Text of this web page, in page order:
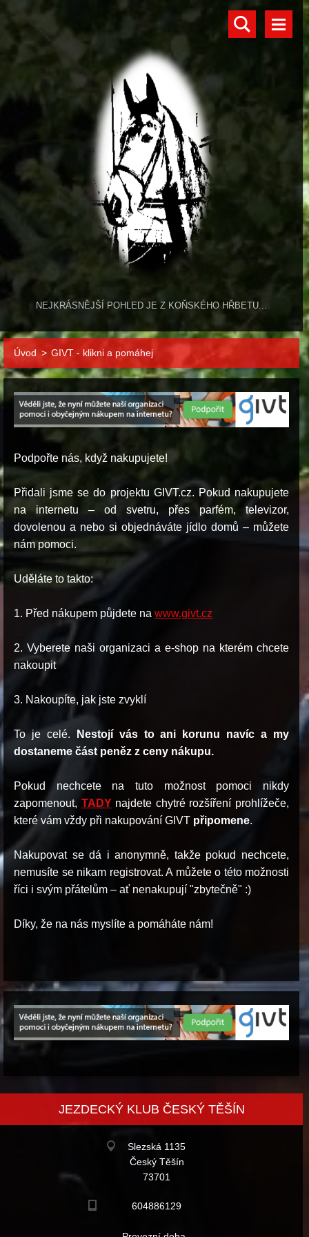
NEJKRÁSNĚJŠÍ POHLED JE Z KOŇSKÉHO HŘBETU...
Úvod > GIVT - klikni a pomáhej
Podpořte nás, když nakupujete!
Přidali jsme se do projektu GIVT.cz. Pokud nakupujete
na internetu – od svetru, přes parfém, televizor,
dovolenou a nebo si objednáváte jídlo domů – můžete
nám pomoci.
Uděláte to takto:
1. Před nákupem půjdete na www.givt.cz
2. Vyberete naši organizaci a e-shop na kterém chcete
nakoupit
3. Nakoupíte, jak jste zvyklí
To je celé.
Nestojí vás to ani korunu navíc a my
dostaneme část peněz z ceny nákupu.
Pokud nechcete na tuto možnost pomoci nikdy
zapomenout, TADYnajdete chytré rozšíření prohlížeče,
které vám vždy při nakupování GIVT připomene.
Nakupovat se dá i anonymně, takže pokud nechcete,
nemusíte se nikam registrovat. A můžete o této možnosti
říci i svým přátelům – ať nenakupují "zbytečně" :)
Díky, že na nás myslíte a pomáháte nám!
JEZDECKÝ KLUB ČESKÝ TĚŠÍN
Slezská 1135
Český Těšín
73701
604886129